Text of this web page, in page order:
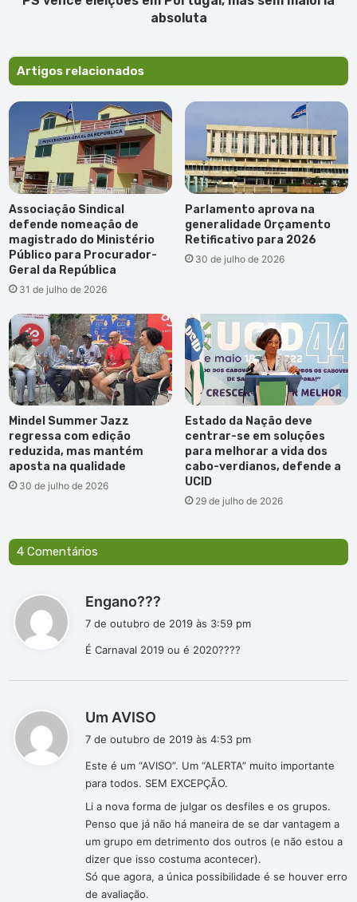
absoluta
Artigos relacionados
Associação Sindical
defende nomeação de
magistrado do Ministério
Público para Procurador-
Geral da República
31 de julho de 2026
Parlamento aprova na
generalidade Orçamento
Retificativo para 2026
30 de julho de 2026
Mindel Summer Jazz
regressa com edição
reduzida, mas mantém
aposta na qualidade
30 de julho de 2026
Estado da Nação deve
centrar-se em soluções
para melhorar a vida dos
cabo-verdianos, defende a
UCID
29 de julho de 2026
4 Comentários
Engano???
s
7 de outubro de 2019 às 3:59 pm
É Carnaval 2019 ou é 2020????
Um AVISO
i
s
e
:
7 de outubro de 2019 às 4:53 pm
Este é um “AVISO”. Um “ALERTA” muito importante
para todos. SEM EXCEPÇÃO.
Li a nova forma de julgar os desfiles e os grupos.
Penso que já não há maneira de se dar vantagem a
um grupo em detrimento dos outros (e não estou a
dizer que isso costuma acontecer).
Só que agora, a única possibilidade é se houver erro
de avaliação.